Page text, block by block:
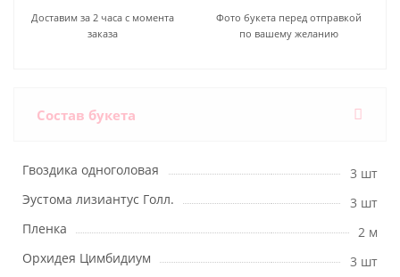
Доставим за 2 часа с момента
заказа
Фото букета перед отправкой
по вашему желанию
Состав букета
Гвоздика одноголовая
3 шт
Эустома лизиантус Голл.
3 шт
Пленка
2 м
Орхидея Цимбидиум
3 шт